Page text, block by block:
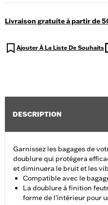
Livraison gratuite à partir de
Ajouter À La Liste De Souhaits
DESCRIPTION
Garnissez les bagages de
doublure qui protégera
et diminuera le bruit et les
Compatible avec le
La doublure à finition
forme de l'intérieur pour